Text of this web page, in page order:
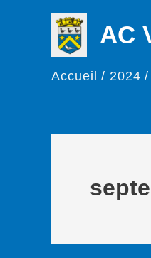
AC
Accueil 2024